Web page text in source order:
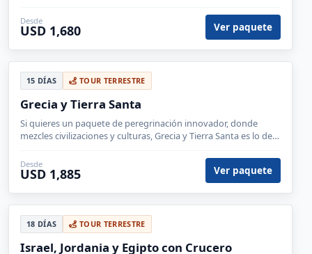
Desde
USD 1,680 Ver paquete
15 DÍAS TOUR TERRESTRE
Grecia y Tierra Santa
Si quieres un paquete de peregrinación innovador, donde
mezcles civilizaciones y culturas, Grecia y Tierra Santa es lo de
Desde
USD 1,885 Ver paquete
18 DÍAS TOUR TERRESTRE
Israel, Jordania y Egipto con Crucero